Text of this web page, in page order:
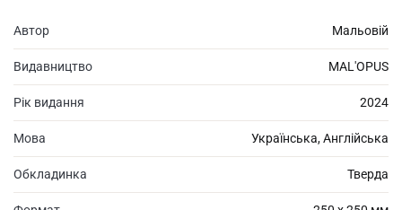
Автор Мальовій
Видавництво MAL'OPUS
Рік видання 2024
Мова Українська, Англійська
Обкладинка Тверда